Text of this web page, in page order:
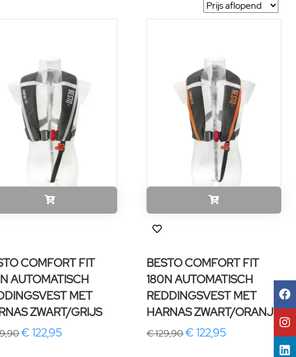
COMFORT FIT
AUTOMATISCH
MET
ZWART/GRIJS
€ 122,95
BESTO COMFORT FIT
180N AUTOMATISCH
REDDINGSVEST MET
HARNAS ZWART/ORANJE
€ 129,90€ 122,95